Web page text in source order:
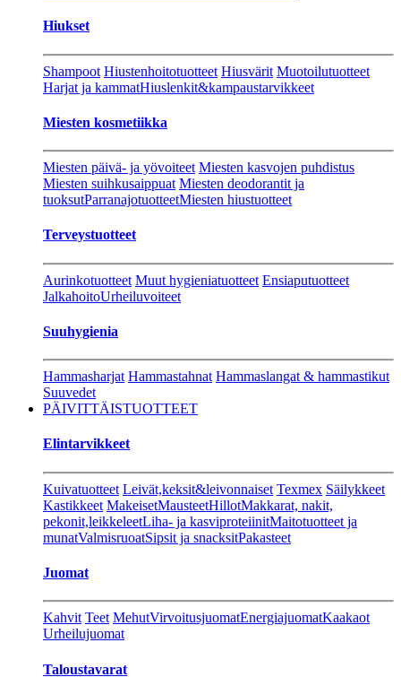
Hiukset
Shampoot Hiustenhoitotuotteet Hiusvärit Muotoilutuotteet
Harjat ja kammatHiuslenkit&kampaustarvikkeet
Miesten kosmetiikka
Miesten päivä- ja yövoiteet Miesten kasvojen puhdistus
Miesten suihkusaippuat Miesten deodorantit ja
tuoksutParranajotuotteetMiesten hiustuotteet
Terveystuotteet
Aurinkotuotteet Muut hygieniatuotteet Ensiaputuotteet
JalkahoitoUrheiluvoiteet
Suuhygienia
Hammasharjat Hammastahnat Hammaslangat & hammastikut
Suuvedet
PÄIVITTÄISTUOTTEET
Elintarvikkeet
Kuivatuotteet Leivät,keksit&leivonnaiset Texmex Säilykkeet
Kastikkeet MakeisetMausteetHillotMakkarat, nakit,
pekonit,leikkeleetLiha- ja kasviproteiinitMaitotuotteet ja
munatValmisruoatSipsit ja snacksitPakasteet
Juomat
Kahvit Teet MehutVirvoitusjuomatEnergiajuomatKaakaot
Urheilujuomat
Taloustavarat